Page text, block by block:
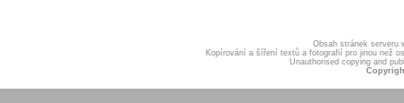
Obsah stránek serveru
Kopírování a šíření textů a fotografií pro jinou než
Unauthorised copying and